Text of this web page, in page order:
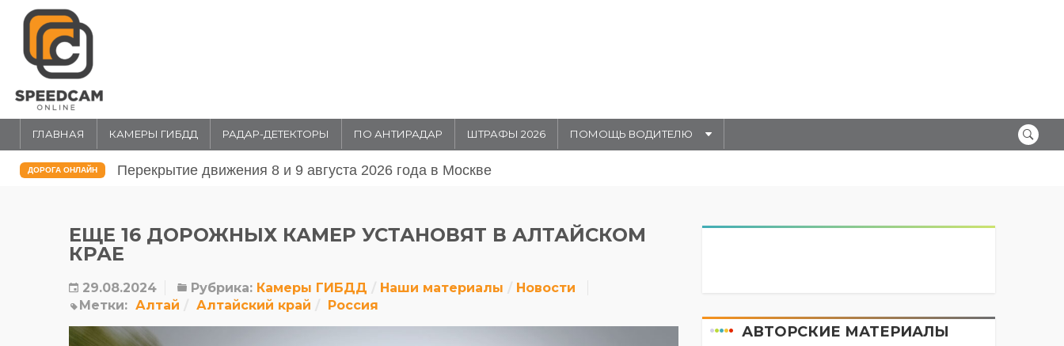
ГЛАВНАЯ КАМЕРЫ ГИБДД РАДАР-ДЕТЕКТОРЫ ПО АНТИРАДАР ШТРАФЫ 2026 ПОМОЩЬ ВОДИТЕЛЮ
ДОРОГА ОНЛАЙН Перекрытие движения 31 июля и 1 августа 20026 года в Москве
ЕЩЕ 16 ДОРОЖНЫХ КАМЕР УСТАНОВЯТ В АЛТАЙСКОМ
КРАЕ
29.08.2024 Рубрика: Камеры ГИБДД Наши материалы
Новости
Метки: Алтай Алтайский край Россия
АВТОРСКИЕ МАТЕРИАЛЫ